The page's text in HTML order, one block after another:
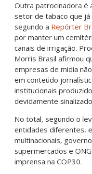
Outra patrocinadora é
setor de tabaco que
segundo a Repórter
por manter um
canais de irrigação.
Morris Brasil afirmou
empresas de mídia
em conteúdo
institucionais
devidamente
No total, segundo o
entidades diferentes,
multinacionais,
supermercados e
imprensa na COP30.